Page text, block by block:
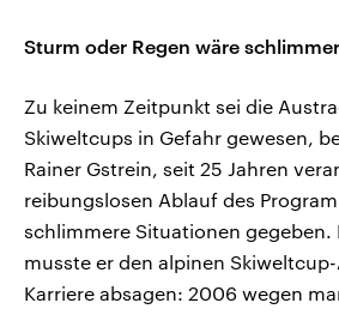
Sturm oder Regen wäre schlimmer
Zu keinem Zeitpunkt sei die
Skiweltcups in Gefahr gewesen,
Rainer Gstrein, seit 25 Jahren
reibungslosen Ablauf des
schlimmere Situationen gegeben.
musste er den alpinen
Karriere absagen: 2006 wegen